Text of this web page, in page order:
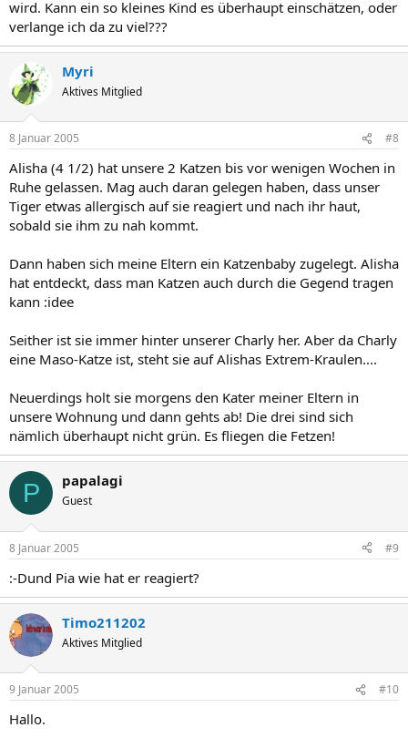
wird. Kann ein so kleines Kind es überhaupt einschätzen, oder
verlange ich da zu viel???
Myri
Aktives Mitglied
8 Januar 2005 #8
Alisha (4 1/2) hat unsere 2 Katzen bis vor wenigen Wochen in
Ruhe gelassen. Mag auch daran gelegen haben, dass unser
Tiger etwas allergisch auf sie reagiert und nach ihr haut,
sobald sie ihm zu nah kommt.
Dann haben sich meine Eltern ein Katzenbaby zugelegt. Alisha
hat entdeckt, dass man Katzen auch durch die Gegend tragen
kann :idee
Seither ist sie immer hinter unserer Charly her. Aber da Charly
eine Maso-Katze ist, steht sie auf Alishas Extrem-Kraulen....
Neuerdings holt sie morgens den Kater meiner Eltern in
unsere Wohnung und dann gehts ab! Die drei sind sich
nämlich überhaupt nicht grün. Es fliegen die Fetzen!
P papalagi
Guest
8 Januar 2005 #9
:-Dund Pia wie hat er reagiert?
Timo211202
Aktives Mitglied
9 Januar 2005 #10
Hallo.